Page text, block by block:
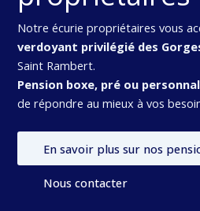
Notre écurie propriétaires vous
verdoyant privilégié des
Saint Rambert.
Pension boxe, pré ou
de répondre au mieux à vos
En savoir plus sur nos
Nous contacter